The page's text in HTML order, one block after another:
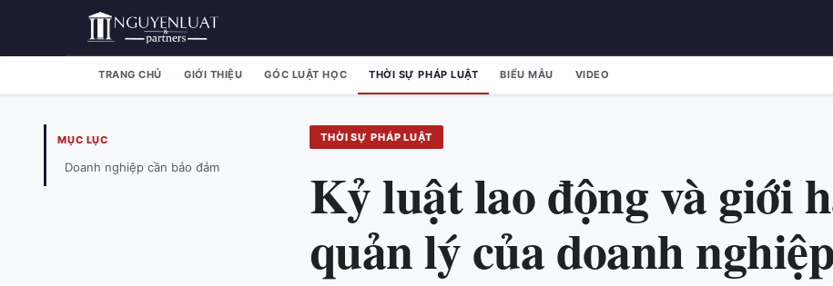
TRANG CHỦ GIỚI THIỆU GÓC LUẬT HỌC THỜI SỰ PHÁP LUẬT BIỂU MẪU VIDEO
MỤC LỤC
Doanh nghiệp cần bảo đảm
THỜI SỰ PHÁP LUẬT
Kỷ luật lao động và giới
quản lý của doanh